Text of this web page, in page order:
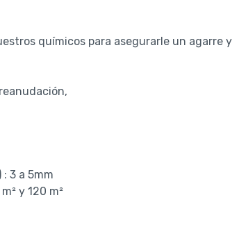
químicos para asegurarle un agarre y
3 a 5mm
y 120 m²